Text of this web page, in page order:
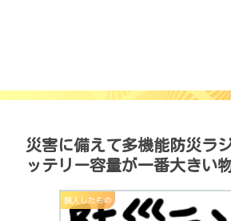
災害に備えて多機能防災ラ
ッテリー容量が一番大きい
購入したもの